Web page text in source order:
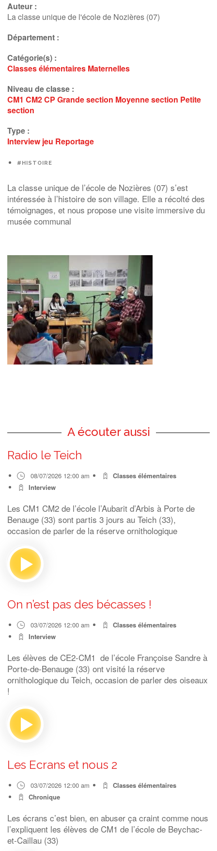
Auteur :
La classe unique de l'école de Nozières (07)
Département :
Catégorie(s) :
Classes élémentaires Maternelles
Niveau de classe :
CM1 CM2CP Grande section Moyenne section Petite
section
Type :
Interview jeu Reportage
#HISTOIRE
La classe unique de l’école de Nozières (07) s’est
intéressée à l’histoire de son village. Elle a récolté des
témoignages, et nous propose une visite immersive du
musée communal
A écouter aussi
Radio le Teich
08/07/2026 12:00 am
Classes élémentaires
Interview
Les CM1 CM2 de l’école l’Aubarit d’Arbis à Porte de
Benauge (33) sont partis 3 jours au Teich (33),
occasion de parler de la réserve ornithologique
On n’est pas des bécasses !
03/07/2026 12:00 am
Classes élémentaires
Interview
Les élèves de CE2-CM1 de l’école Françoise Sandre à
Porte-de-Benauge (33) ont visité la réserve
ornithologique du Teich, occasion de parler des oiseaux
!
Les Ecrans et nous 2
03/07/2026 12:00 am
Classes élémentaires
Chronique
Les écrans c’est bien, en abuser ça craint comme nous
l’expliquent les élèves de CM1 de l’école de Beychac-
et-Caillau (33)